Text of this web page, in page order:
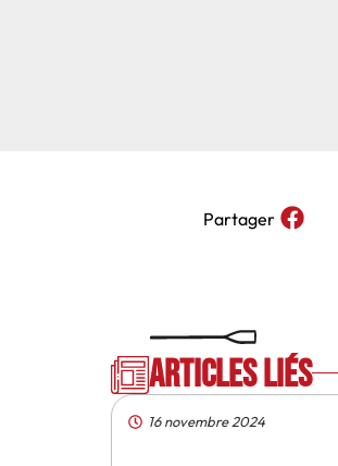
Partager
Articles liés
16 novembre 2024